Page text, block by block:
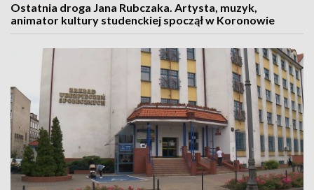
Ostatnia droga Jana Rubczaka. Artysta, muzyk,
animator kultury studenckiej spoczął w Koronowie